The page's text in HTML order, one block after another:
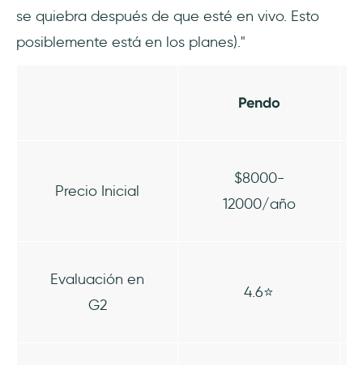
se quiebra después de que esté en vivo. Esto
posiblemente está en los planes)."
Pendo
Precio Inicial
$8000-
12000/año
Evaluación en
G2
4.6⭐️